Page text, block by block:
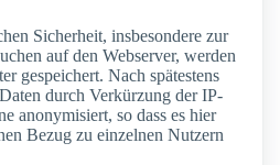
Sicherheit, insbesondere zur
auf den Webserver, werden
gespeichert. Nach spätestens
durch Verkürzung der IP-
anonymisiert, so dass es hier
Bezug zu einzelnen Nutzern